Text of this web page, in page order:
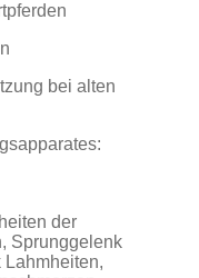
bei alten
der
Sprunggelenk
Lahmheiten,